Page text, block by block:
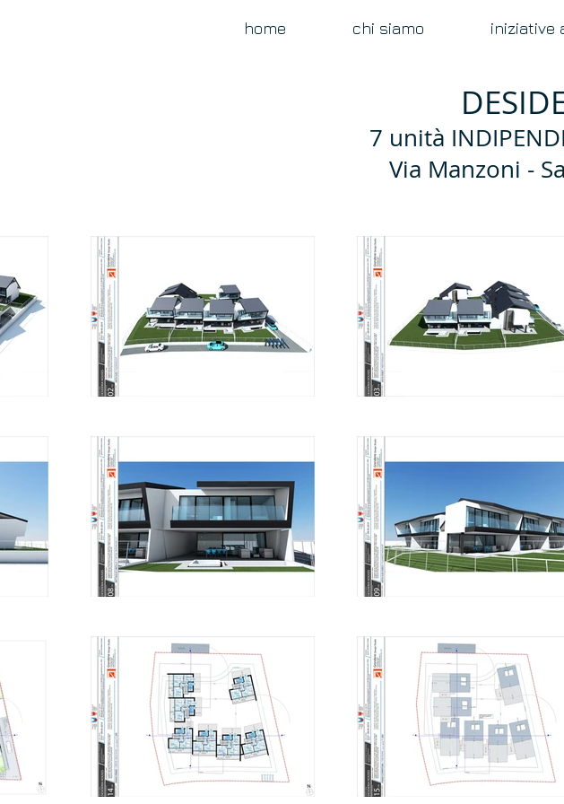
home chi siamo iniziative
7 unità
Via Manzoni -